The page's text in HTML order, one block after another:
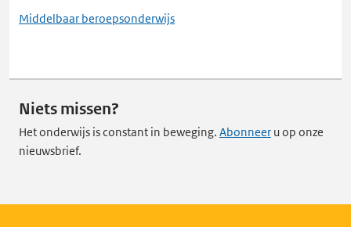
Middelbaar beroepsonderwijs
Niets missen?
Het onderwijs is constant in beweging. Abonneer u op onze
nieuwsbrief.